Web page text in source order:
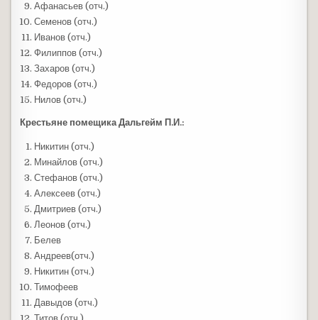
Афанасьев (отч.)
Семенов (отч.)
Иванов (отч.)
Филиппов (отч.)
Захаров (отч.)
Федоров (отч.)
Нилов (отч.)
Крестьяне помещика Дальгейм П.И.:
Никитин (отч.)
Минайлов (отч.)
Стефанов (отч.)
Алексеев (отч.)
Дмитриев (отч.)
Леонов (отч.)
Белев
Андреев(отч.)
Никитин (отч.)
Тимофеев
Давыдов (отч.)